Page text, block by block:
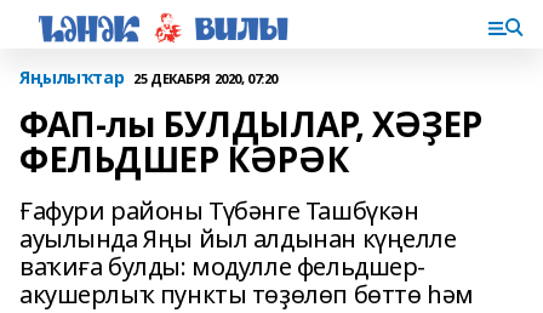
Яңылыҡтар 25 ДЕКАБРЯ 2020, 07:20
ФАП-лы БУЛДЫЛАР, ХӘҘЕР
ФЕЛЬДШЕР КӘРӘК
Ғафури районы Түбәнге Ташбүкән
ауылында Яңы йыл алдынан күңелле
ваҡиға булды: модулле фельдшер-
акушерлыҡ пункты төҙөлөп бөттө һәм